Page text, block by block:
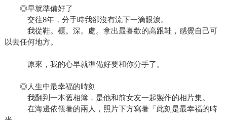
◎早就準備好了
交往8年，分手時我卻沒有流下一滴眼淚。
我從鞋。櫃。深。處。拿出最喜歡的高跟鞋，感覺自己可
以去任何地方。
原來，我的心早就準備好要和你分手了。
◎人生中最幸福的時刻
我翻到一本舊相簿，是他和前女友一起製作的相片集。
在海邊依偎著的兩人，照片下方寫著「此刻是最幸福的時